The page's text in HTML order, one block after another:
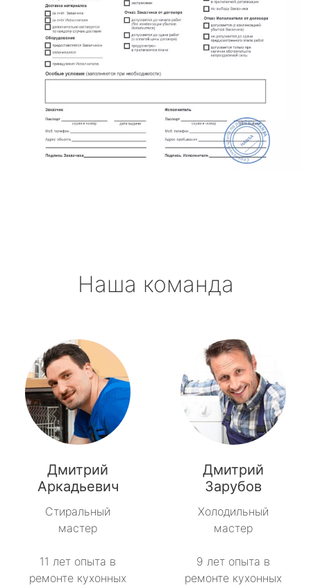
Наша команда
Дмитрий
Аркадьевич
Стиральный
мастер
11 лет опыта в
ремонте кухонных
Дмитрий
Зарубов
Холодильный
мастер
9 лет опыта в
ремонте кухонных